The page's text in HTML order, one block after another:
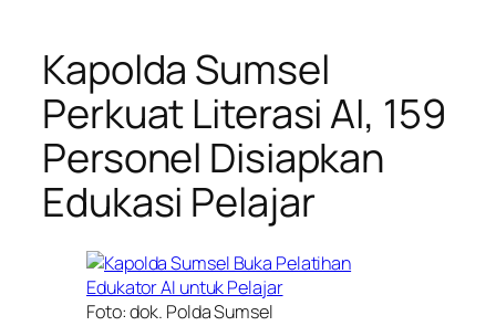
Kapolda Sumsel
Perkuat Literasi AI, 159
Personel Disiapkan
Edukasi Pelajar
Foto: dok. Polda Sumsel